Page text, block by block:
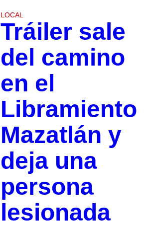
LOCAL
Tráiler sale
del camino
en el
Libramiento
Mazatlán y
deja una
persona
lesionada